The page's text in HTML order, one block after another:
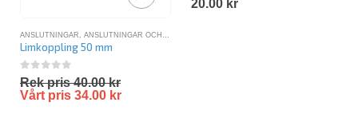
ANSLUTNINGAR ANSLUTNINGAR OCH SLANGAR
Limkoppling 50 mm
0out of 5
Rek pris40.00kr
Vårt pris 34.00 kr
20.00 kr